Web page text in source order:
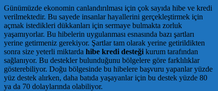
Günümüzde ekonomin canlandırılması için çok sayıda hibe ve kredi
verilmektedir. Bu sayede insanlar hayallerini gerçekleştirmek için
açmak istedikleri dükkanları için sermaye bulmakta zorluk
yaşamıyorlar. Bu hibelerin uygulanması esnasında bazı şartları
yerine getirmeniz gerekiyor. Şartlar tam olarak yerine getirildikten
sonra size yeterli miktarda hibe kredi desteği kurum tarafından
sağlanıyor. Bu destekler bulunduğunu bölgelere göre farklılıklar
gösterebiliyor. Doğu bölgesinde bu hibelere başvuru yapanlar yüzde
yüz destek alırken, daha batıda yaşayanlar için bu destek yüzde 80
ya da 70 dolaylarında olabiliyor.